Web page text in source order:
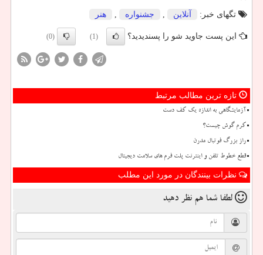
تگهای خبر:
آنلاین , جشنواره , هنر
این پست جاوید شو را پسندیدید؟ (1)
(0)
تازه ترین مطالب مرتبط
آزمایشگاهی به اندازه یک کف دست
کرم گوش چیست؟
راز بزرگ فوتبال مدرن
قطع خطوط تلفن و اینترنت پلت فرم های سلامت دیجیتال
نظرات بینندگان در مورد این مطلب
لطفا شما هم نظر دهید